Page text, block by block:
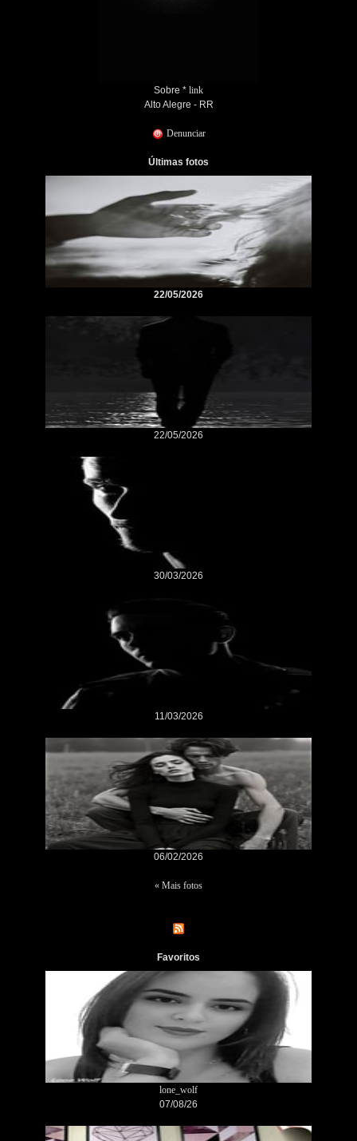
Sobre * link
Alto Alegre - RR
Denunciar
Últimas fotos
22/05/2026
22/05/2026
30/03/2026
11/03/2026
06/02/2026
« Mais fotos
Favoritos
lone_wolf
07/08/26